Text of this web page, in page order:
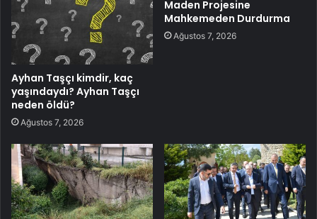
Ayhan Taşçı kimdir, kaç
yaşındaydı? Ayhan Taşçı
neden öldü?
Ağustos 7, 2026
Maden Projesine
Mahkemeden Durdurma
Ağustos 7, 2026